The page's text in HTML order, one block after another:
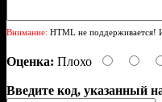
Внимание: HTML не поддерживается!
Оценка: Плохо
Введите код, указанный